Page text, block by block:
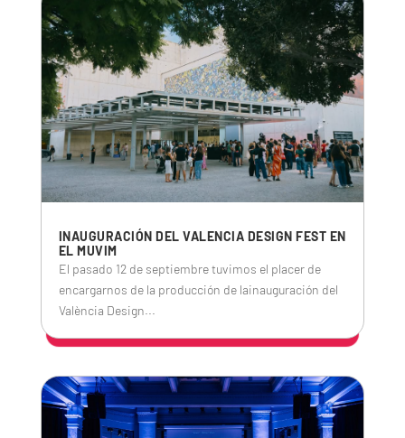
INAUGURACIÓN DEL VALENCIA DESIGN FEST EN
EL MUVIM
El pasado 12 de septiembre tuvimos el placer de
encargarnos de la producción de lainauguración del
València Design...